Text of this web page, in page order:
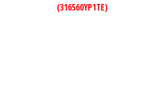
(316560YP1TE)